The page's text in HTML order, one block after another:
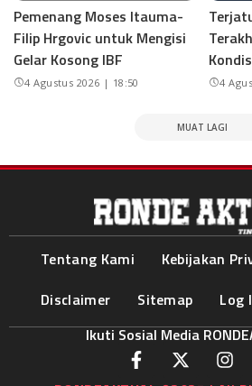
Pemenang Moses Itauma-
Filip Hrgovic untuk Mengisi
Gelar Kosong IBF
4 Agustus 2026 | 18:50 4
MUAT LAGI
Tentang Kami
Kebijakan
Disclaimer
Sitemap
Log
Ikuti Sosial Media